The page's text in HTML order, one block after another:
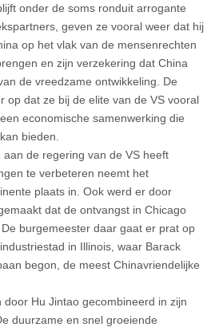
onder de soms ronduit arrogante
geven ze vooral weer dat hij
op het vlak van de mensenrechten
en zijn verzekering dat China
de vreedzame ontwikkeling. De
op dat ze bij de elite van de VS vooral
economische samenwerking die
bieden.
de regering van de VS heeft
te verbeteren neemt het
plaats in. Ook werd er door
dat de ontvangst in Chicago
burgemeester daar gaat er prat op
in Illinois, waar Barack
begon, de meest Chinavriendelijke
door Hu Jintao gecombineerd in zijn
duurzame en snel groeiende